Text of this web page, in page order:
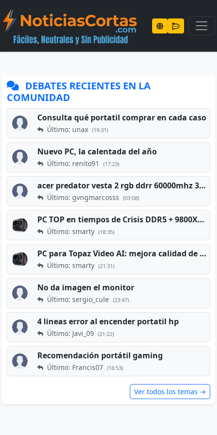
DEBATES RECIENTES EN LA
COMUNIDAD
Consulta qué portatil comprar en cada caso
Último: unax (19:31)
Nuevo PC, la calentada del año
Último: renito91 (17:23)
acer predator vesta 2 rgb ddrr 60000mhz 32gb x2 16gb
Último: gvngmarcosss (03:08)
PC TOP en tiempos de Crisis DDR5 + 9800X3D + RTX 5080 [2026][2400€]
Último: smarty (18:35)
PC para Topaz Video AI: mejora calidad de vídeos viejos
Último: smarty (21:31)
No da imagen el monitor
Último: sergio_cule (23:47)
4 lineas error al encender portatil hp
Último: Javi_09 (21:22)
Recomendación portátil gaming
Último: Francis07 (16:53)
Ver todos los temas →